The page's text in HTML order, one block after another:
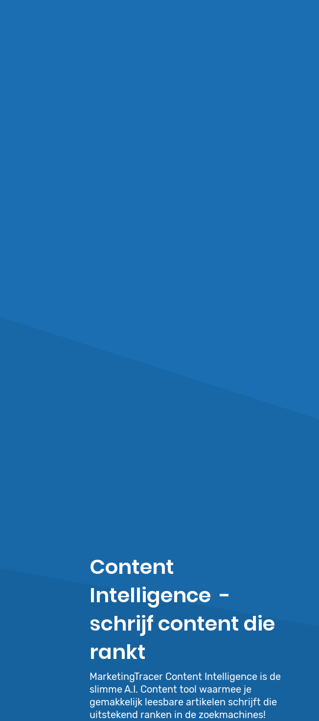
Content
Intelligence -
schrijf content die
rankt
MarketingTracer Content Intelligence is de
slimme A.I. Content tool waarmee je
gemakkelijk leesbare artikelen schrijft die
uitstekend ranken in de zoekmachines!